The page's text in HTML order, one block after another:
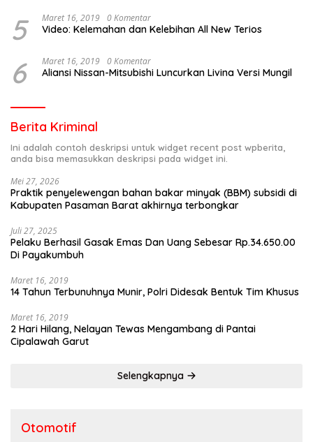
5 Maret 16, 2019 0 Komentar
Video: Kelemahan dan Kelebihan All New Terios
6 Maret 16, 2019 0 Komentar
Aliansi Nissan-Mitsubishi Luncurkan Livina Versi Mungil
Berita Kriminal
Ini adalah contoh deskripsi untuk widget recent post wpberita,
anda bisa memasukkan deskripsi pada widget ini.
Mei 27, 2026
Praktik penyelewengan bahan bakar minyak (BBM) subsidi di
Kabupaten Pasaman Barat akhirnya terbongkar
Juli 27, 2025
Pelaku Berhasil Gasak Emas Dan Uang Sebesar Rp.34.650.00
Di Payakumbuh
Maret 16, 2019
14 Tahun Terbunuhnya Munir, Polri Didesak Bentuk Tim Khusus
Maret 16, 2019
2 Hari Hilang, Nelayan Tewas Mengambang di Pantai
Cipalawah Garut
Selengkapnya
Otomotif